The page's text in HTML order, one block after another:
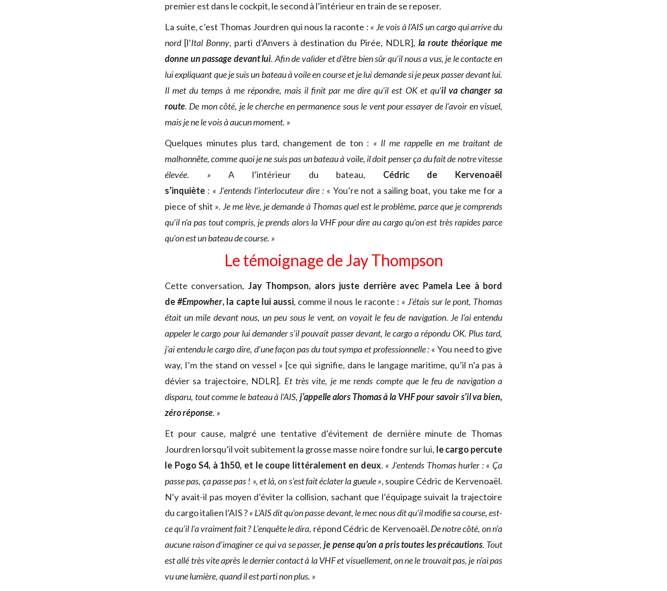
premier est dans le cockpit, le second à l’intérieur en train de se reposer.
La suite, c’est Thomas Jourdren qui nous la raconte : « Je vois à l’AIS un cargo qui arrive du
nord[l’Ital Bonny, parti d’Anvers à destination du Pirée, NDLR],la route théorique me
donne un passage devant lui. Afin de valider et d’être bien sûr qu’il nous a vus, je le contacte en
lui expliquant que je suis un bateau à voile en course et je lui demande si je peux passer devant lui.
Il met du temps à me répondre, mais il finit par me dire qu’il est OK et qu’il va changer sa
route. De mon côté, je le cherche en permanence sous le vent pour essayer de l’avoir en visuel,
mais je ne le vois à aucun moment. »
Quelques minutes plus tard, changement de ton : « Il me rappelle en me traitant de
malhonnête, comme quoi je ne suis pas un bateau à voile, il doit penser ça du fait de notre vitesse
élevée. »A l’intérieur du bateau, Cédric de Kervenoaël
s’inquiète : « J’entends l’interlocuteur dire : « You’re not a sailing boat, you take me for a
piece of shit ». Je me lève, je demande à Thomas quel est le problème, parce que je comprends
qu’il n’a pas tout compris, je prends alors la VHF pour dire au cargo qu’on est très rapides parce
qu’on est un bateau de course. »
Le témoignage de Jay Thompson
Cette conversation, Jay Thompson, alors juste derrière avec Pamela Lee à bord
de#Empowher, la capte lui aussi, comme il nous le raconte : « J’étais sur le pont, Thomas
était un mile devant nous, un peu sous le vent, on voyait le feu de navigation. Je l’ai entendu
appeler le cargo pour lui demander s’il pouvait passer devant, le cargo a répondu OK. Plus tard,
j’ai entendu le cargo dire, d’une façon pas du tout sympa et professionnelle : « You need to give
way, I’m the stand on vessel » [ce qui signifie, dans le langage maritime, qu’il n’a pas à
dévier sa trajectoire, NDLR]. Et très vite, je me rends compte que le feu de navigation a
disparu, tout comme le bateau à l’AIS, j’appelle alors Thomas à la VHF pour savoir s’il va bien,
zéro réponse. »
Et pour cause, malgré une tentative d’évitement de dernière minute de Thomas
Jourdren lorsqu’il voit subitement la grosse masse noire fondre sur lui, le cargo percute
le Pogo S4, à 1h50, et le coupe littéralement en deux. « J’entends Thomas hurler : « Ça
passe pas, ça passe pas ! », et là, on s’est fait éclater la gueule », soupire Cédric de Kervenoaël.
N’y avait-il pas moyen d’éviter la collision, sachant que l’équipage suivait la trajectoire
du cargo italien l’AIS ?« L’AIS dit qu’on passe devant, le mec nous dit qu’il modifie sa course, est-
ce qu’il l’a vraiment fait ? L’enquête le dira, répond Cédric de Kervenoaël. De notre côté, on n’a
aucune raison d’imaginer ce qui va se passer, je pense qu’on a pris toutes les précautions. Tout
est allé très vite après le dernier contact à la VHF et visuellement, on ne le trouvait pas, je n’ai pas
vu une lumière, quand il est parti non plus. »